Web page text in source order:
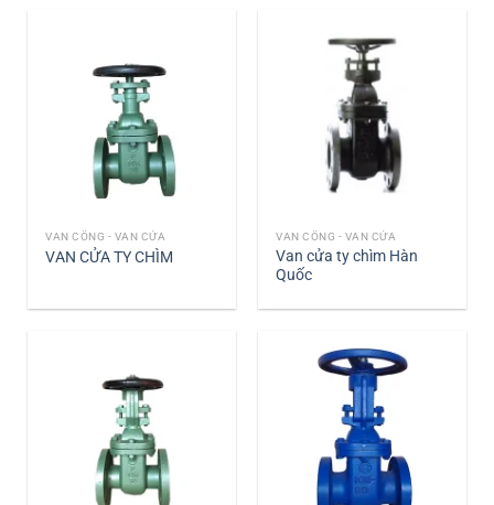
VAN CỔNG - VAN CỬA
VAN CỬA TY CHÌM
VAN CỔNG - VAN CỬA
Van cửa ty chìm Hàn
Quốc